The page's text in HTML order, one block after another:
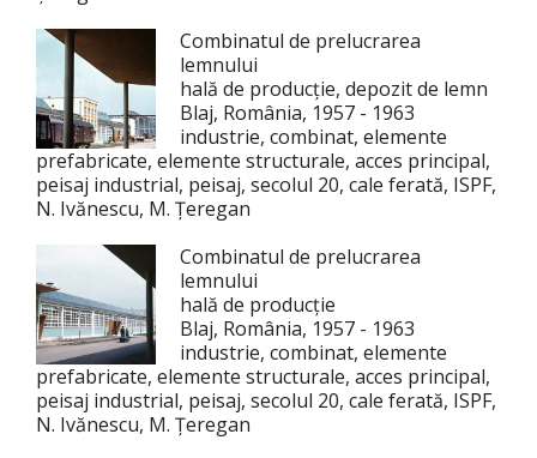
Combinatul de prelucrarea
lemnului
hală de producție, depozit de lemn
Blaj, România, 1957 - 1963
industrie, combinat, elemente
prefabricate, elemente structurale, acces principal,
peisaj industrial, peisaj, secolul 20, cale ferată, ISPF,
N. Ivănescu, M. Țeregan
Combinatul de prelucrarea
lemnului
hală de producție
Blaj, România, 1957 - 1963
industrie, combinat, elemente
prefabricate, elemente structurale, acces principal,
peisaj industrial, peisaj, secolul 20, cale ferată, ISPF,
N. Ivănescu, M. Țeregan